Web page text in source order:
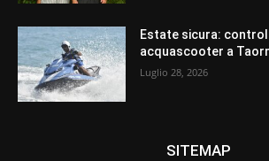
Estate sicura:
acquascooter a
Luglio 28, 2026
SITEMAP